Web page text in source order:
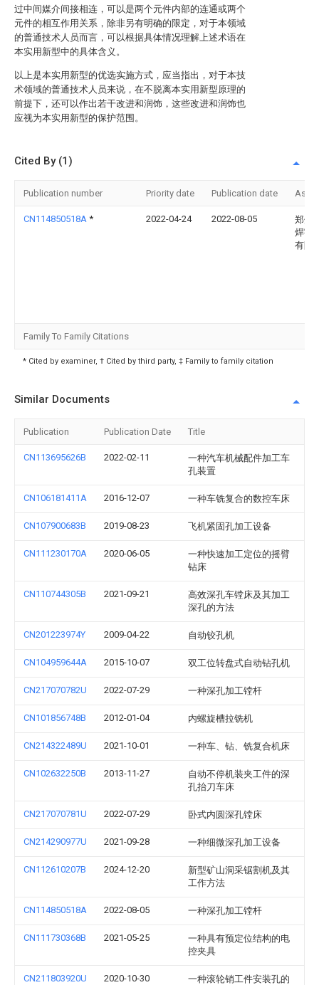
过中间媒介间接相连，可以是两个元件内部的连通或两个
元件的相互作用关系，除非另有明确的限定，对于本领域
的普通技术人员而言，可以根据具体情况理解上述术语在
本实用新型中的具体含义。
以上是本实用新型的优选实施方式，应当指出，对于本技
术领域的普通技术人员来说，在不脱离本实用新型原理的
前提下，还可以作出若干改进和润饰，这些改进和润饰也
应视为本实用新型的保护范围。
Cited By (1)
Publication number Priority date Publication date
CN114850518A * 2022-04-24 2022-08-05
郑州
焊割
有限
Family To Family Citations
* Cited by examiner, † Cited by third party, ‡ Family to family citation
Similar Documents
Publication Publication Date Title
CN113695626B 2022-02-11
一种汽车机械配件加工车
孔装置
CN106181411A 2016-12-07 一种车铣复合的数控车床
CN107900683B 2019-08-23 飞机紧固孔加工设备
CN111230170A 2020-06-05
一种快速加工定位的摇臂
钻床
CN110744305B 2021-09-21
高效深孔车镗床及其加工
深孔的方法
CN201223974Y 2009-04-22 自动铰孔机
CN104959644A 2015-10-07 双工位转盘式自动钻孔机
CN217070782U 2022-07-29 一种深孔加工镗杆
CN101856748B 2012-01-04 内螺旋槽拉铣机
CN214322489U 2021-10-01 一种车、钻、铣复合机床
CN102632250B 2013-11-27
自动不停机装夹工件的深
孔抬刀车床
CN217070781U 2022-07-29 卧式内圆深孔镗床
CN214290977U 2021-09-28 一种细微深孔加工设备
CN112610207B 2024-12-20
新型矿山洞采锯割机及其
工作方法
CN114850518A 2022-08-05 一种深孔加工镗杆
CN111730368B 2021-05-25
一种具有预定位结构的电
控夹具
CN211803920U 2020-10-30
一种滚轮销工件安装孔的